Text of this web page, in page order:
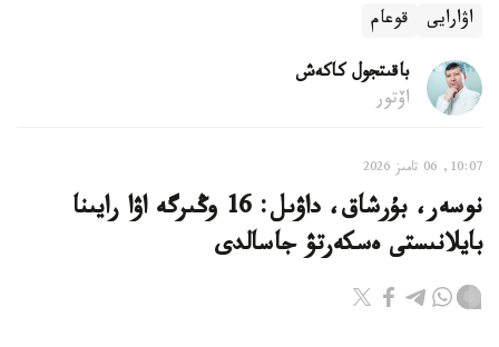
اۋارايى قوعام
باقىتجول كاكەش
اۆتور
10:07, 06 تامىز 2026
نوسەر، بۇرشاق، داۋىل: 16 وڭىرگە اۋا رايىنا
بايلانىستى ەسكەرتۋ جاسالدى